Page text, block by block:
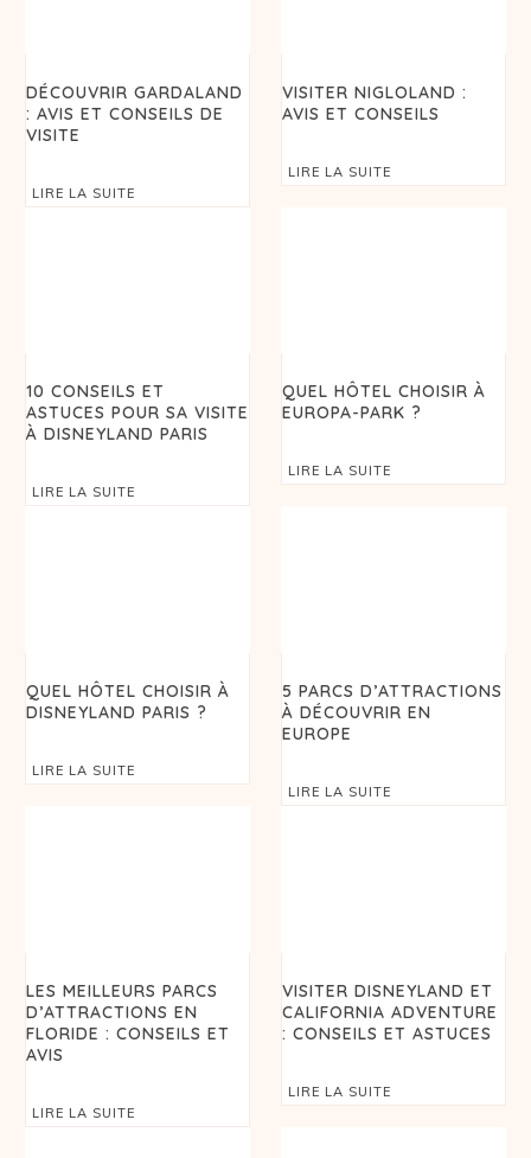
DÉCOUVRIR GARDALAND
: AVIS ET CONSEILS DE
VISITE
LIRE LA SUITE
VISITER NIGLOLAND :
AVIS ET CONSEILS
LIRE LA SUITE
10 CONSEILS ET
ASTUCES POUR SA VISITE
À DISNEYLAND PARIS
LIRE LA SUITE
QUEL HÔTEL CHOISIR À
EUROPA-PARK ?
LIRE LA SUITE
QUEL HÔTEL CHOISIR À
DISNEYLAND PARIS ?
LIRE LA SUITE
5 PARCS D’ATTRACTIONS
À DÉCOUVRIR EN
EUROPE
LIRE LA SUITE
LES MEILLEURS PARCS
D’ATTRACTIONS EN
FLORIDE : CONSEILS ET
AVIS
LIRE LA SUITE
VISITER DISNEYLAND ET
CALIFORNIA ADVENTURE
: CONSEILS ET ASTUCES
LIRE LA SUITE